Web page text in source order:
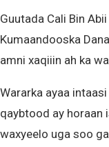
Guutada Cali Bin
Kumaandooska
amni xaqiiin ah ka
Wararka ayaa
qaybtood ay horaan
waxyeelo uga soo